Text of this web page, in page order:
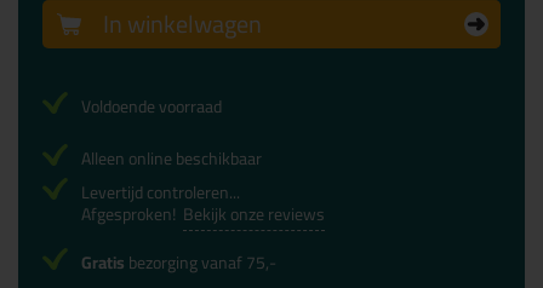
In winkelwagen
Voldoende voorraad
Alleen online beschikbaar
Levertijd controleren...
Afgesproken! Bekijk onze reviews
Gratisbezorging vanaf 75,-